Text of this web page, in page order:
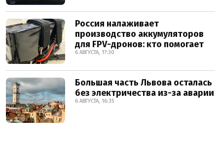
Россия налаживает
производство аккумуляторов
для FPV-дронов: кто помогает
6 АВГУСТА, 17:30
Большая часть Львова осталась
без электричества из-за аварии
6 АВГУСТА, 16:35